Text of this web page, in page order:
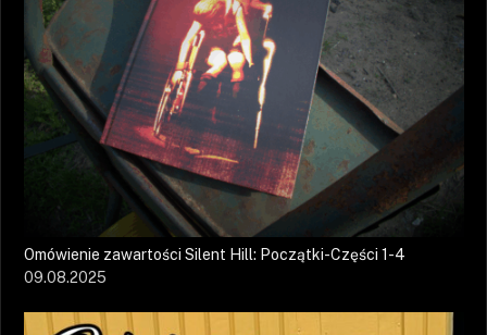
Omówienie zawartości Silent Hill: Początki-Części 1-4
09.08.2025